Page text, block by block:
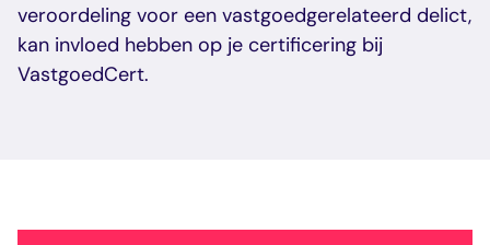
veroordeling voor een vastgoedgerelateerd delict,
kan invloed hebben op je certificering bij
VastgoedCert.